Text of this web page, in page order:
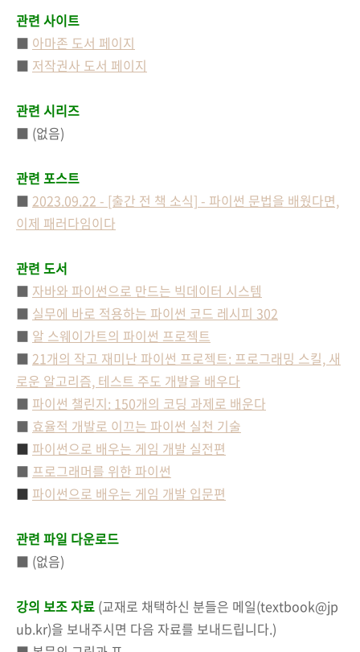
관련 사이트
■ 아마존 도서 페이지
■ 저작권사 도서 페이지
관련 시리즈
■ (없음)
관련 포스트
■ 2023.09.22 - [출간 전 책 소식] - 파이썬 문법을 배웠다면,
이제 패러다임이다
관련 도서
■ 자바와 파이썬으로 만드는 빅데이터 시스템
■ 실무에 바로 적용하는 파이썬 코드 레시피 302
■ 알 스웨이가트의 파이썬 프로젝트
■ 21개의 작고 재미난 파이썬 프로젝트: 프로그래밍 스킬, 새
로운 알고리즘, 테스트 주도 개발을 배우다
■ 파이썬 챌린지: 150개의 코딩 과제로 배운다
■ 효율적 개발로 이끄는 파이썬 실천 기술
■ 파이썬으로 배우는 게임 개발 실전편
■ 프로그래머를 위한 파이썬
■ 파이썬으로 배우는 게임 개발 입문편
관련 파일 다운로드
■ (없음)
강의 보조 자료 (교재로 채택하신 분들은 메일(textbook@jp
ub.kr)을 보내주시면 다음 자료를 보내드립니다.)